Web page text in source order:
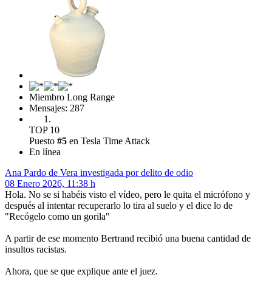
Miembro Long Range
Mensajes: 287
TOP 10
Puesto #5 en Tesla Time Attack
En línea
Ana Pardo de Vera investigada por delito de odio
08 Enero 2026, 11:38 h
Hola. No se si habéis visto el vídeo, pero le quita el micrófono y
después al intentar recuperarlo lo tira al suelo y el dice lo de
"Recógelo como un gorila"
A partir de ese momento Bertrand recibió una buena cantidad de
insultos racistas.
Ahora, que se que explique ante el juez.